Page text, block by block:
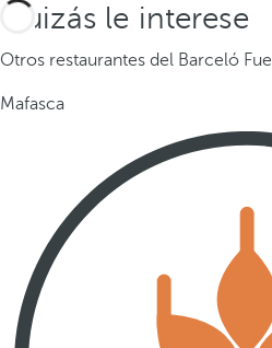
Quizás le interese
Otros restaurantes del Barceló
Mafasca